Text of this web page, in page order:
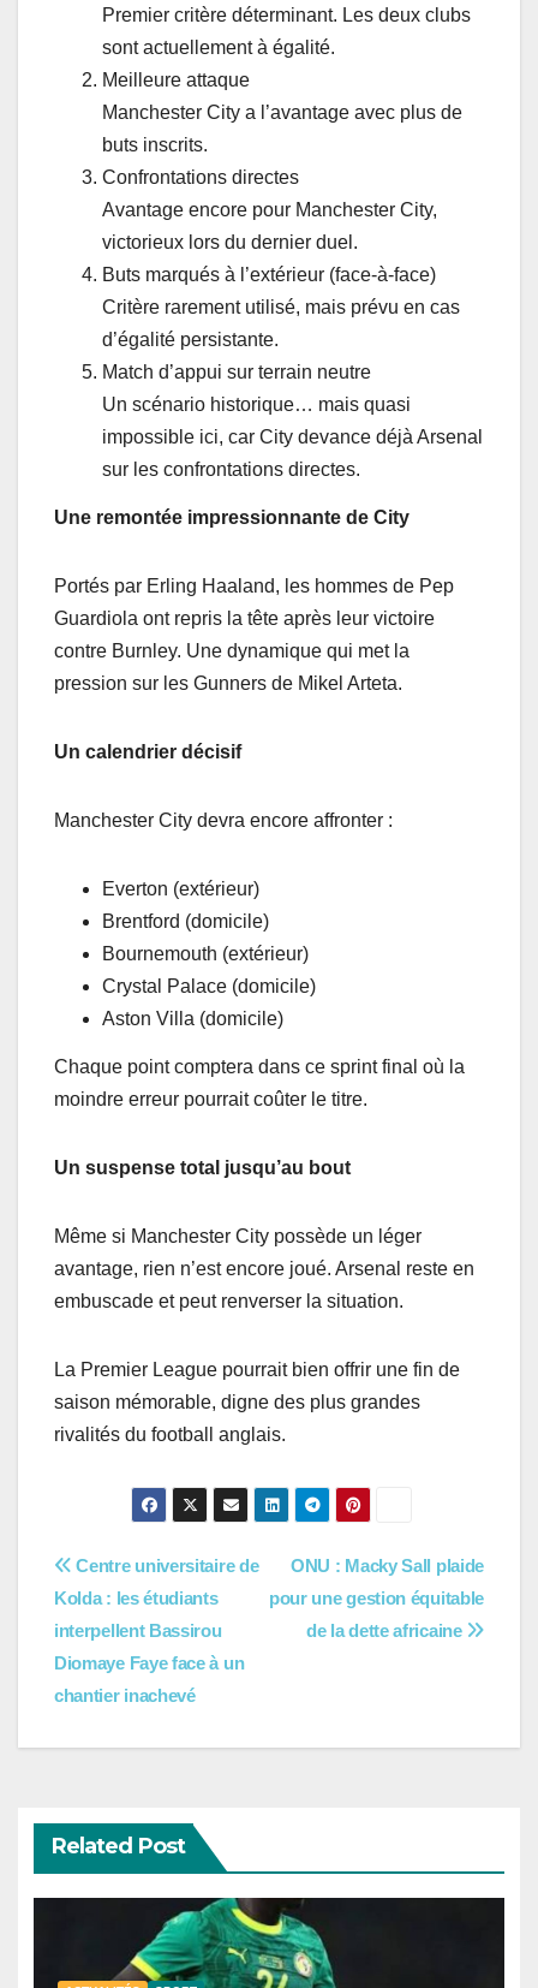
Premier critère déterminant. Les deux clubs
sont actuellement à égalité.
Meilleure attaque
Manchester City a l’avantage avec plus de
buts inscrits.
Confrontations directes
Avantage encore pour Manchester City,
victorieux lors du dernier duel.
Buts marqués à l’extérieur (face-à-face)
Critère rarement utilisé, mais prévu en cas
d’égalité persistante.
Match d’appui sur terrain neutre
Un scénario historique… mais quasi
impossible ici, car City devance déjà Arsenal
sur les confrontations directes.
Une remontée impressionnante de City
Portés par Erling Haaland, les hommes de Pep
Guardiola ont repris la tête après leur victoire
contre Burnley. Une dynamique qui met la
pression sur les Gunners de Mikel Arteta.
Un calendrier décisif
Manchester City devra encore affronter :
Everton (extérieur)
Brentford (domicile)
Bournemouth (extérieur)
Crystal Palace (domicile)
Aston Villa (domicile)
Chaque point comptera dans ce sprint final où la
moindre erreur pourrait coûter le titre.
Un suspense total jusqu’au bout
Même si Manchester City possède un léger
avantage, rien n’est encore joué. Arsenal reste en
embuscade et peut renverser la situation.
La Premier League pourrait bien offrir une fin de
saison mémorable, digne des plus grandes
rivalités du football anglais.
Navigation
de
l’article
ONU : Macky Sall plaide
pour une gestion équitable
de la dette africaine
Centre universitaire de
Kolda : les étudiants
interpellent Bassirou
Diomaye Faye face à un
chantier inachevé
Related Post